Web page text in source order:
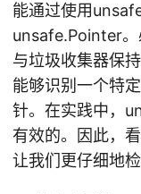
能通过使用
unsafe.Pointer。
与垃圾收集器保
能够识别一个特
针。在实践中，
有效的。因此，
让我们更仔细地